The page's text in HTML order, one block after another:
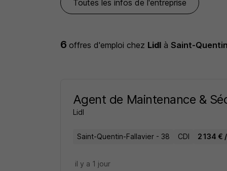
Toutes les infos de l'entreprise
6offres d'emploichez Lidl àSaint-
Agent de Maintenance &
Lidl
Saint-Quentin-Fallavier - 38 CDI 2 134 €
il y a 1 jour